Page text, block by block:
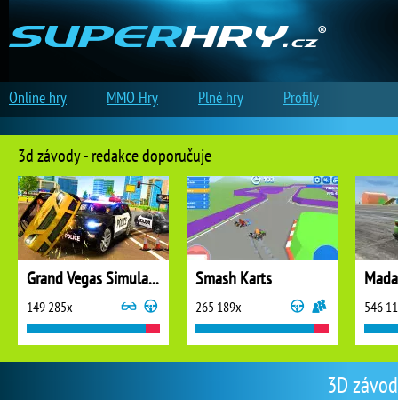
3D
3d závody - redakce doporučuje
Grand Vegas Simulator
149 285x
Smash Karts
265 189x 546
Online hry MMO Hry Plné hry Profily